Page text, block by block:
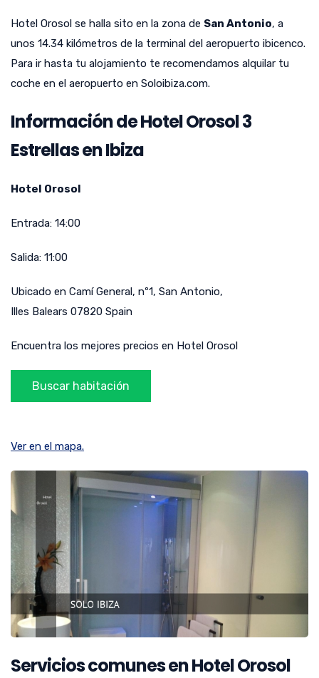
Hotel Orosol se halla sito en la zona de San Antonio, a
unos 14.34 kilómetros de la terminal del aeropuerto ibicenco.
Para ir hasta tu alojamiento te recomendamos alquilar tu
coche en el aeropuerto en Soloibiza.com.
Información de Hotel Orosol 3
Estrellas en Ibiza
Hotel Orosol
Entrada: 14:00
Salida: 11:00
Ubicado en Camí General, nº1, San Antonio,
Illes Balears 07820 Spain
Encuentra los mejores precios en Hotel Orosol
Ver en el mapa.
Servicios comunes en Hotel Orosol